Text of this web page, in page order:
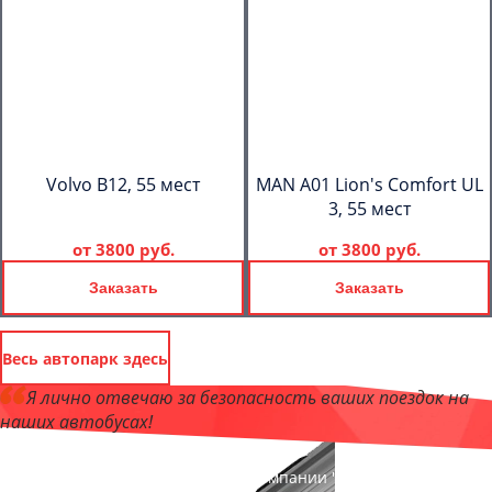
Volvo B12, 55 мест
от 3800 руб.
Заказать
MAN A01 Lion's Comfort UL
3, 55 мест
от 3800 руб.
Заказать
Весь автопарк здесь
Я лично отвечаю за безопасность ваших поездок на
наших автобусах!
, директор компании "СургутБас"